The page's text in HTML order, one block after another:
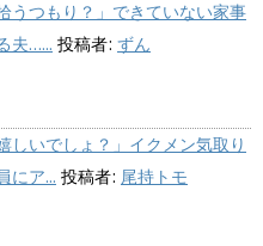
うつもり？」できていない家事
夫…... 投稿者: ずん
しいでしょ？」イクメン気取り
にア... 投稿者: 尾持トモ